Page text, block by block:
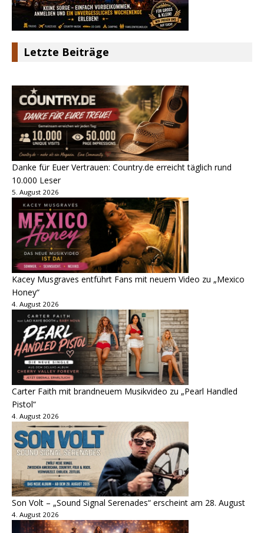
Letzte Beiträge
Danke für Euer Vertrauen: Country.de erreicht täglich rund
10.000 Leser
5. August 2026
Kacey Musgraves entführt Fans mit neuem Video zu „Mexico
Honey“
4. August 2026
Carter Faith mit brandneuem Musikvideo zu „Pearl Handled
Pistol“
4. August 2026
Son Volt – „Sound Signal Serenades“ erscheint am 28. August
4. August 2026